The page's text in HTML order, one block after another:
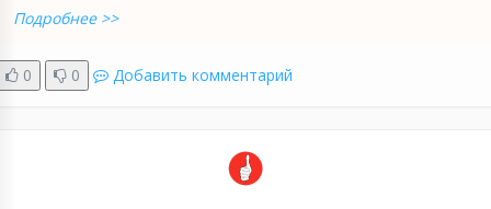
Подробнее >>
0 0 Добавить комментарий